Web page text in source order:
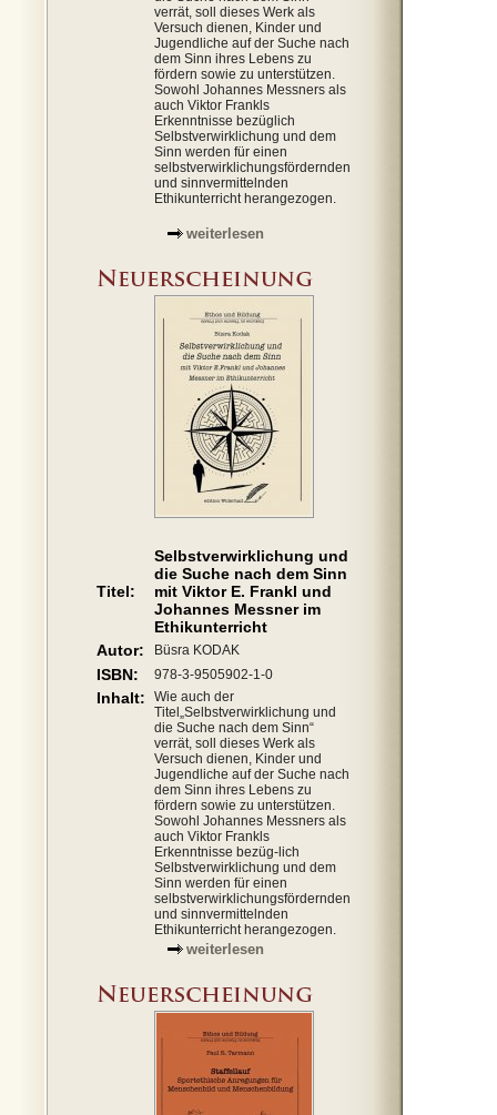
verrät, soll dieses Werk als
Versuch dienen, Kinder und
Jugendliche auf der Suche nach
dem Sinn ihres Lebens zu
fördern sowie zu unterstützen.
Sowohl Johannes Messners als
auch Viktor Frankls
Erkenntnisse bezüglich
Selbstverwirklichung und dem
Sinn werden für einen
selbstverwirklichungsfördernden
und sinnvermittelnden
Ethikunterricht herangezogen.
weiterlesen
Titel:
Selbstverwirklichung und
die Suche nach dem Sinn
mit Viktor E. Frankl und
Johannes Messner im
Ethikunterricht
Autor:
Büsra KODAK
ISBN: 978-3-9505902-1-0
Inhalt:
Wie auch der
Titel„Selbstverwirklichung und
die Suche nach dem Sinn“
verrät, soll dieses Werk als
Versuch dienen, Kinder und
Jugendliche auf der Suche nach
dem Sinn ihres Lebens zu
fördern sowie zu unterstützen.
Sowohl Johannes Messners als
auch Viktor Frankls
Erkenntnisse bezüg-lich
Selbstverwirklichung und dem
Sinn werden für einen
selbstverwirklichungsfördernden
und sinnvermittelnden
Ethikunterricht herangezogen.
weiterlesen